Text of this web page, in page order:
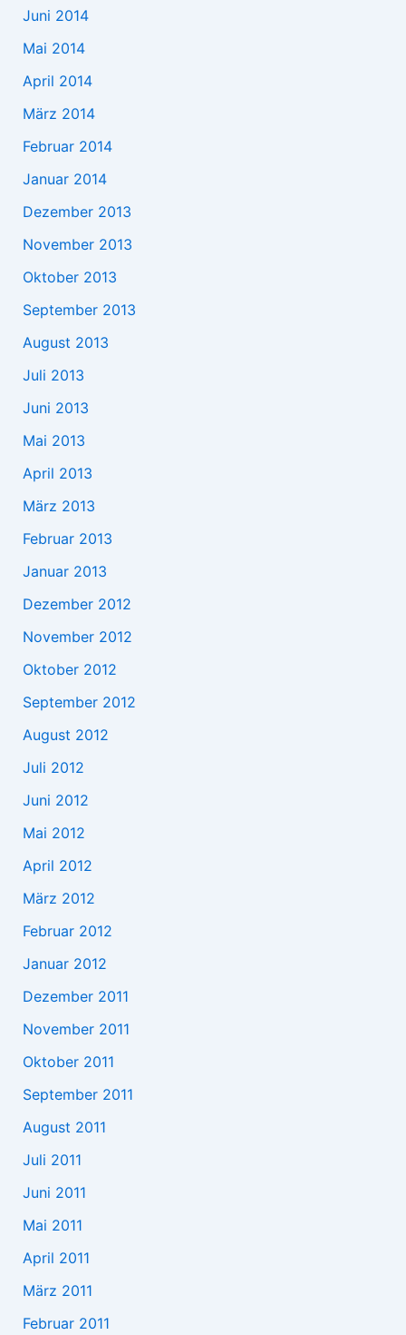
Juni 2014
Mai 2014
April 2014
März 2014
Februar 2014
Januar 2014
Dezember 2013
November 2013
Oktober 2013
September 2013
August 2013
Juli 2013
Juni 2013
Mai 2013
April 2013
März 2013
Februar 2013
Januar 2013
Dezember 2012
November 2012
Oktober 2012
September 2012
August 2012
Juli 2012
Juni 2012
Mai 2012
April 2012
März 2012
Februar 2012
Januar 2012
Dezember 2011
November 2011
Oktober 2011
September 2011
August 2011
Juli 2011
Juni 2011
Mai 2011
April 2011
März 2011
Februar 2011